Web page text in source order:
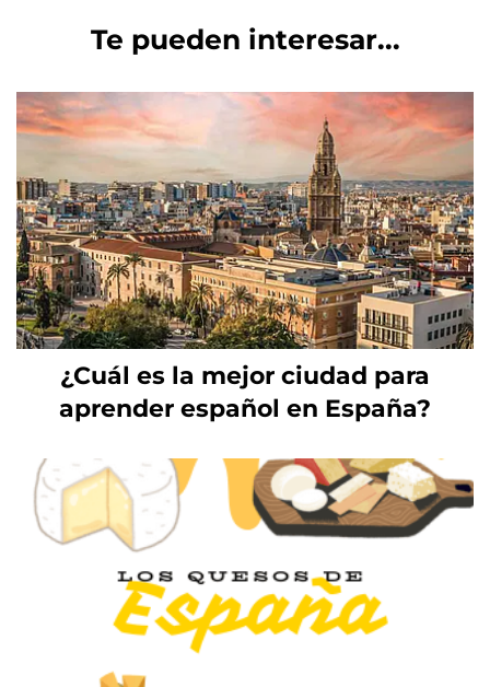
Te pueden interesar...
¿Cuál es la mejor ciudad para
aprender español en España?